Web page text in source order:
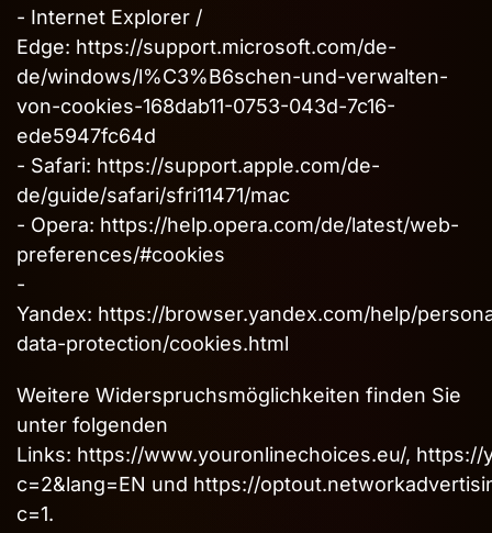
- Internet Explorer /
Edge: https://support.microsoft.com/de-
de/windows/l%C3%B6schen-und-verwalten-
von-cookies-168dab11-0753-043d-7c16-
ede5947fc64d
- Safari: https://support.apple.com/de-
de/guide/safari/sfri11471/mac
- Opera: https://help.opera.com/de/latest/web-
preferences/#cookies
-
Yandex: https://browser.yandex.com/help/
data-protection/cookies.html
Weitere Widerspruchsmöglichkeiten finden Sie
unter folgenden
Links: https://www.youronlinechoices.eu/, https://
c=2&lang=EN und https://
c=1.